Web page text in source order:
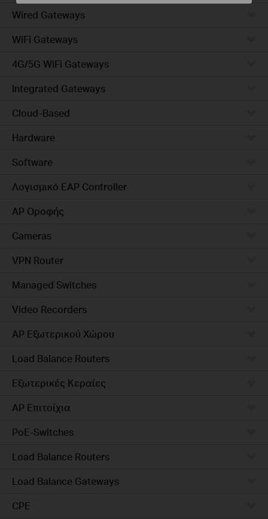
Wired Gateways
WiFi Gateways
4G/5G WiFi Gateways
Integrated Gateways
Cloud-Based
Hardware
Software
Λογισμικό EAP Controller
AP Οροφής
Cameras
VPN Router
Managed Switches
Video Recorders
AP Εξωτερικού Χώρου
Load Balance Routers
Εξωτερικές Κεραίες
AP Επιτοίχια
PoE-Switches
Load Balance Routers
Load Balance Gateways
CPE